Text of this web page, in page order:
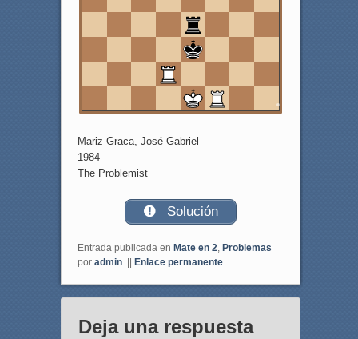
f
Mariz Graca, José Gabriel
1984
The Problemist
Solución
Entrada publicada en Mate en 2, Problemas
por admin. || Enlace permanente.
Deja una respuesta